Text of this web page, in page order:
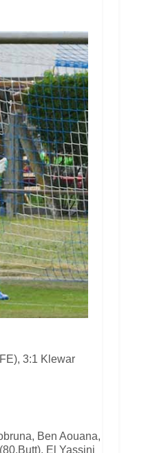
3:1 Klewar
Ben Aouana,
El Yassini